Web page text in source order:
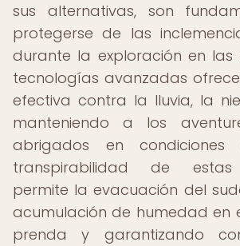
sus alternativas, son
protegerse de las
durante la exploración en las
tecnologías avanzadas
efectiva contra la lluvia, la
manteniendo a los
abrigados en condiciones
transpirabilidad de estas
permite la evacuación del
acumulación de humedad en
prenda y garantizando